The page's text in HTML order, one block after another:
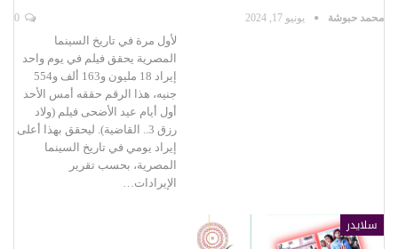
محمد حبوشة يونيو 17, 2024
لأول مرة في تاريخ السينما
المصرية يحقق فيلم في يوم واحد
إيراد 18 مليون و163 ألف و554
جنيه، هذا الرقم حققه أمس الأحد
أول أيام عيد الأضحى فيلم (ولاد
رزق 3.. القاضية). ليحقق بهذا أعلى
إيراد يومي في تاريخ السينما
المصرية، بحسب تقرير
الإيرادات…
سلايدر